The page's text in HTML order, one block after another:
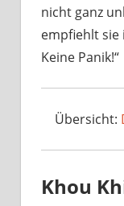
nicht ganz
empfiehlt sie
Keine Panik!“
Übersicht:
Khou